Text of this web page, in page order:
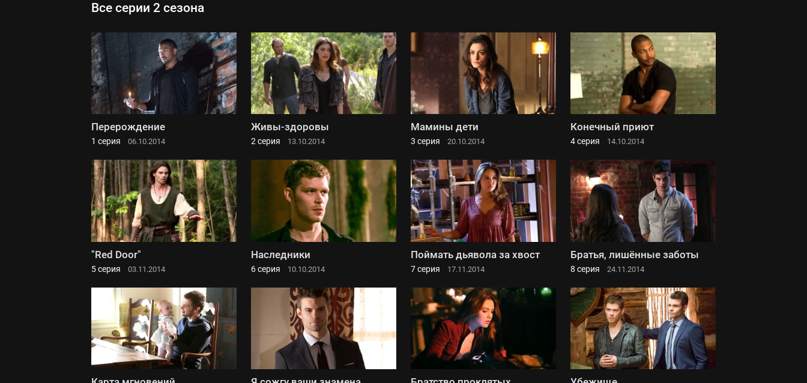
Все серии 2 сезона
Перерождение
1 серия 06.10.2014
Живы-здоровы
2 серия 13.10.2014
Мамины дети
3 серия 20.10.2014
Конечный приют
4 серия 14.10.2014
"Red Door"
5 серия 03.11.2014
Наследники
6 серия 10.10.2014
Поймать дьявола за хвост
7 серия 17.11.2014
Братья, лишённые заботы
8 серия 24.11.2014